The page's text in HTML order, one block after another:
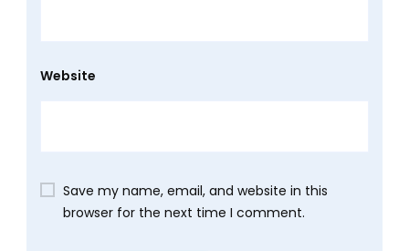
Website
Save my name, email, and website in this
browser for the next time I comment.